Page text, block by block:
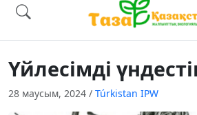
Үйлесімді
28 маусым, 2024 / Túrkіstan IPW